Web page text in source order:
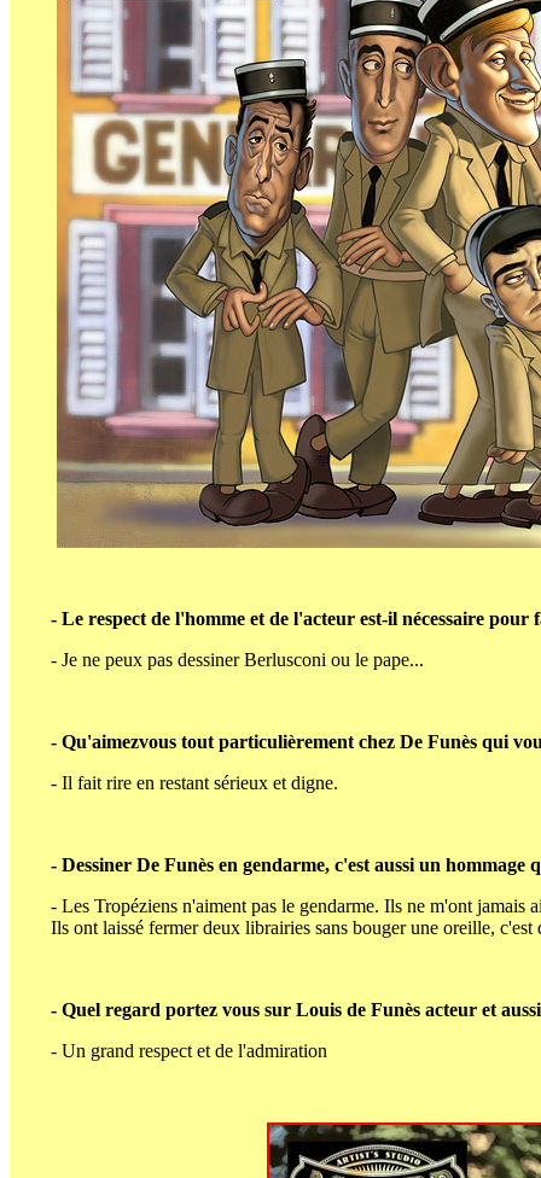
- Le respect de l'homme et de l'acteur est-il nécessaire
- Je ne peux pas dessiner Berlusconi ou le pape...
- Qu'aimezvous tout particulièrement chez De Funès qui
- Il fait rire en restant sérieux et digne.
- Dessiner De Funès en gendarme, c'est aussi un
- Les Tropéziens n'aiment pas le gendarme. Ils ne m'ont
Ils ont laissé fermer deux librairies sans bouger une oreille, c'est
- Quel regard portez vous sur Louis de Funès acteur et
- Un grand respect et de l'admiration